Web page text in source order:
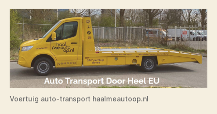
Voertuig auto-transport haalmeautoop.nl